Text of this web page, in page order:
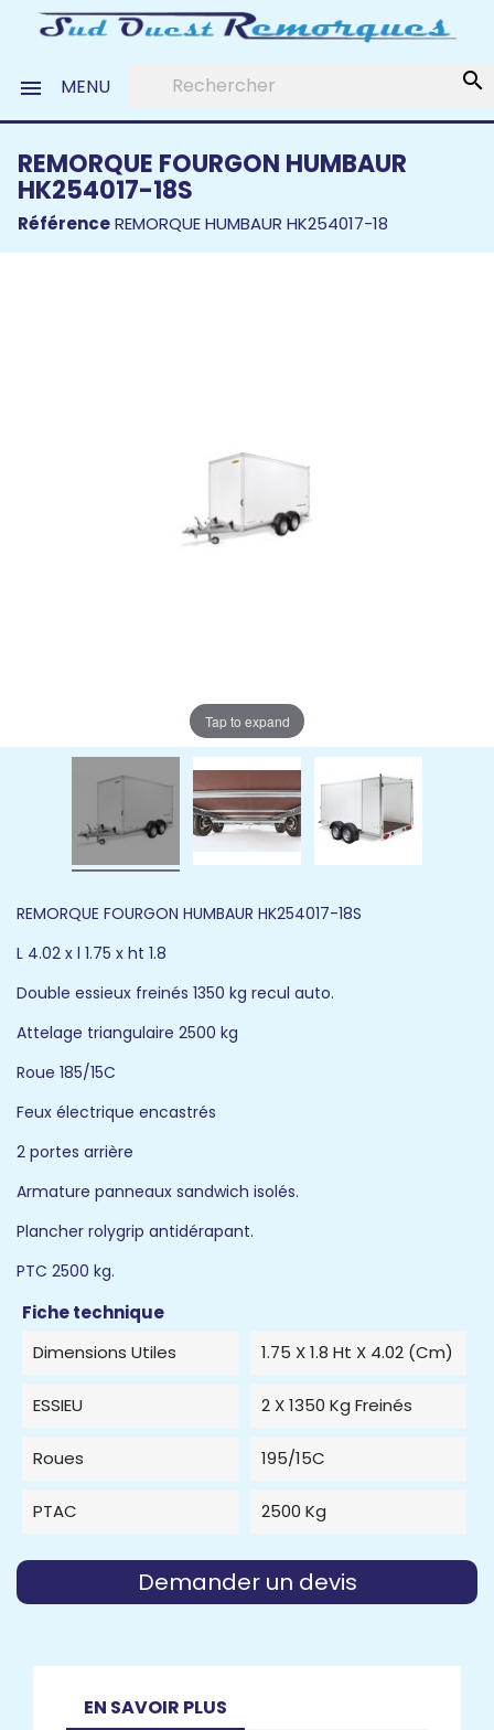
search
 MENU
REMORQUE FOURGON HUMBAUR
HK254017-18S
RéférenceREMORQUE HUMBAUR HK254017-18
Tap to expand
REMORQUE FOURGON HUMBAUR HK254017-18S
L 4.02 x l 1.75 x ht 1.8
Double essieux freinés 1350 kg recul auto.
Attelage triangulaire 2500 kg
Roue 185/15C
Feux électrique encastrés
2 portes arrière
Armature panneaux sandwich isolés.
Plancher rolygrip antidérapant.
PTC 2500 kg.
Fiche technique
Dimensions Utiles
1.75 X 1.8 Ht X 4.02 (cm)
ESSIEU 2 X 1350 Kg Freinés
Roues 195/15C
PTAC 2500 Kg
Demander un devis
EN SAVOIR PLUS